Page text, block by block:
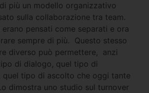
più un modello organizzativo
sulla collaborazione tra team.
erano pensati come separati e ora
sempre di più. Questo stesso
diverso può permettere, anzi
di dialogo, quel tipo di
quel tipo di ascolto che oggi tante
dimostra uno studio sul turnover